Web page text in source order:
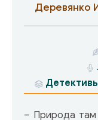
Деревянко
– Природа там